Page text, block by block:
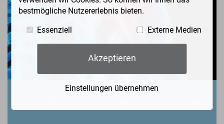
bestmögliche Nutzererlebnis bieten.
Essenziell
Externe Medien
Akzeptieren
Einstellungen übernehmen